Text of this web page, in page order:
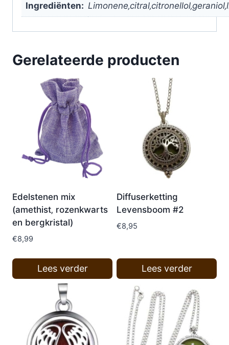
Ingrediënten:
Gerelateerde producten
Edelstenen mix
(amethist‚ rozenkwarts
en bergkristal)
€8,99
Lees verder
Diffuserketting
Levensboom #2
€8,95
Lees verder